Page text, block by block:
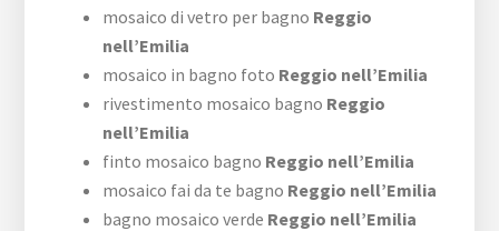
mosaico di vetro per bagno Reggio
nell’Emilia
mosaico in bagno foto Reggio nell’Emilia
rivestimento mosaico bagno Reggio
nell’Emilia
finto mosaico bagno Reggio nell’Emilia
mosaico fai da te bagno Reggio nell’Emilia
bagno mosaico verde Reggio nell’Emilia